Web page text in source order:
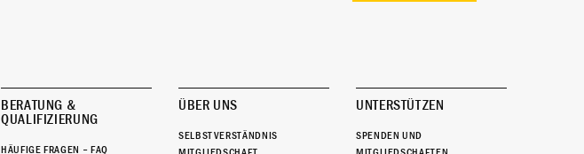
BERATUNG &
QUALIFIZIERUNG
HÄUFIGE FRAGEN – FAQ
ÜBER UNS
SELBSTVERSTÄNDNIS
UNTERSTÜTZEN
SPENDEN UND